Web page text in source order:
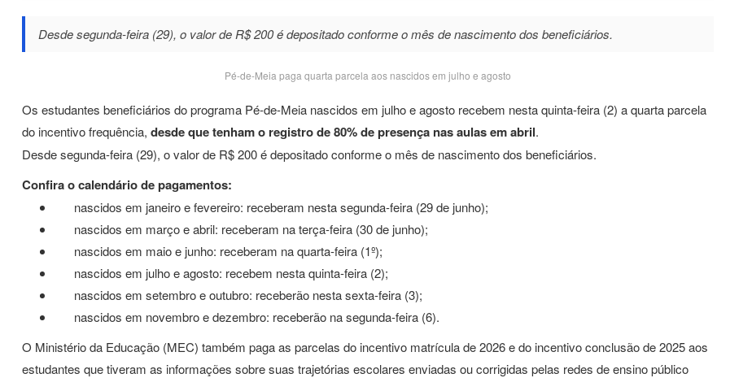
Desde segunda-feira (29), o valor de R$ 200 é depositado conforme o mês de nascimento dos beneficiários.
Pé-de-Meia paga quarta parcela aos nascidos em julho e agosto
Os estudantes beneficiários do programa Pé-de-Meia nascidos em julho e agosto recebem nesta quinta-feira (2) a quarta parcela
do incentivo frequência, desde que tenham o registro de 80% de presença nas aulas em abril.
Desde segunda-feira (29), o valor de R$ 200 é depositado conforme o mês de nascimento dos beneficiários.
Confira o calendário de pagamentos:
nascidos em janeiro e fevereiro: receberam nesta segunda-feira (29 de junho);
nascidos em março e abril: receberam na terça-feira (30 de junho);
nascidos em maio e junho: receberam na quarta-feira (1º);
nascidos em julho e agosto: recebem nesta quinta-feira (2);
nascidos em setembro e outubro: receberão nesta sexta-feira (3);
nascidos em novembro e dezembro: receberão na segunda-feira (6).
O Ministério da Educação (MEC) também paga as parcelas do incentivo matrícula de 2026 e do incentivo conclusão de 2025 aos
estudantes que tiveram as informações sobre suas trajetórias escolares enviadas ou corrigidas pelas redes de ensino público